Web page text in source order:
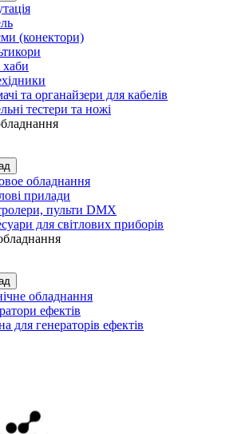
(конектори)
та органайзери для кабелів
тестери та ножі
обладнання
прилади
пульти DMX
для світлових приборів
обладнання
ефектів
для генераторів ефектів